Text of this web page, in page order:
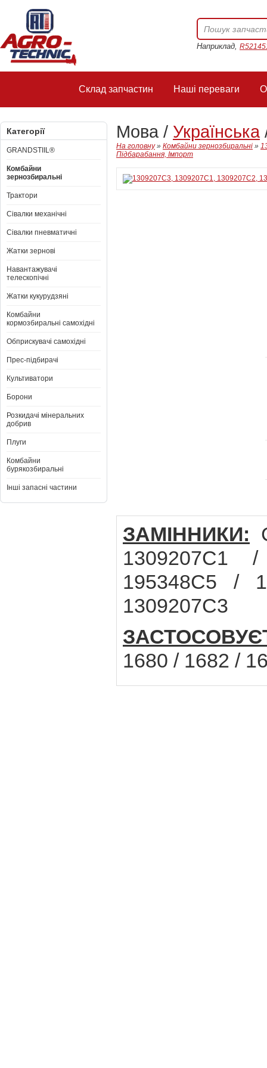
Наприклад,
Склад запчастин Наші переваги
Категорії
GRANDSTIIL®
Комбайни
зернозбиральні
Трактори
Сівалки механічні
Сівалки пневматичні
Жатки зернові
Навантажувачі
телескопічні
Жатки кукурудзяні
Комбайни
кормозбиральні самохідні
Обприскувачі самохідні
Прес-підбирачі
Культиватори
Борони
Розкидачі мінеральних
добрив
Плуги
Комбайни
бурякозбиральні
Інші запасні частини
Мова / Українська
На головну» Комбайни зернозбиральні »
Підбарабання, Імпорт
ЗАМІННИКИ:
1309207C1
195348C5 /
1309207C3
1680 / 1682 /